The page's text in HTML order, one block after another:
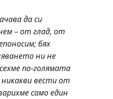
да си
– от глад, от
бях
ни не
по-голямата
вести от
само един